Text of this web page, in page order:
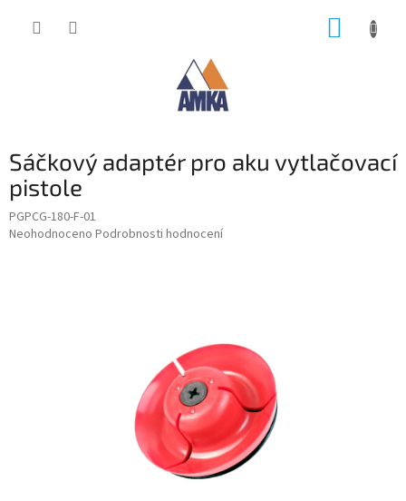
Sáčkový adaptér pro aku vytlačovací
pistole
PGPCG-180-F-01
Průměrné
Neohodnoceno Podrobnosti hodnocení